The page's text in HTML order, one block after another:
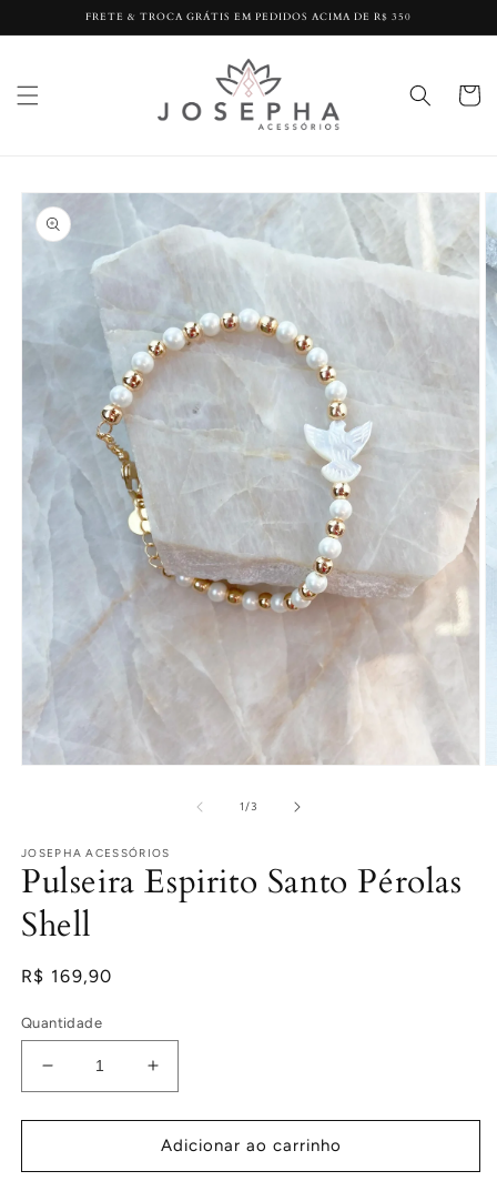
FRETE & TROCA GRÁTIS EM PEDIDOS ACIMA DE R$ 350
informações
do produto
modal
1/de3
JOSEPHA ACESSÓRIOS
Pulseira Espirito Santo Pérolas
Shell
Preço
R$ 169,90
Quantidade
Diminuir
a
quantidade
Pulseira
Aumentar
a
quantidade
de
Pulseira
Adicionar ao carrinho